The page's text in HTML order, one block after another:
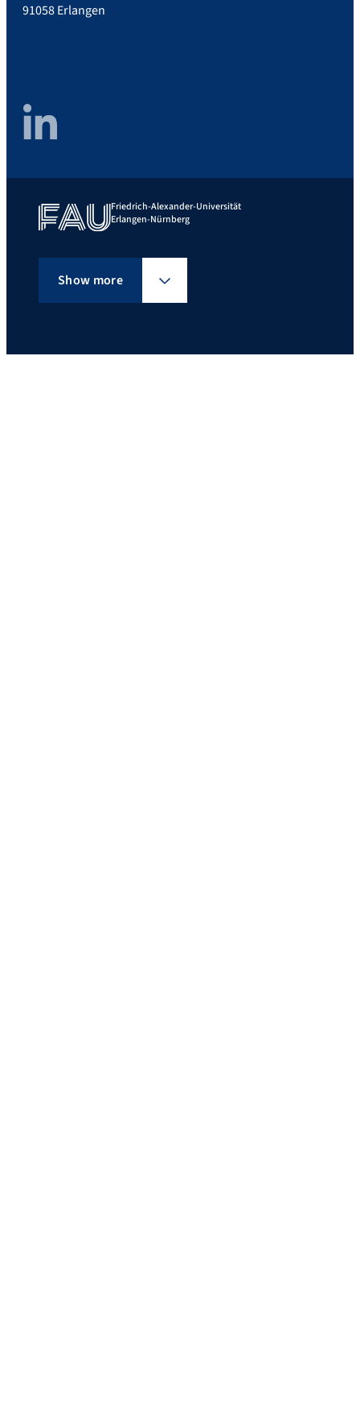
91058 Erlangen
LinkedIn
Friedrich-Alexander-Universität
Erlangen-Nürnberg
Show more